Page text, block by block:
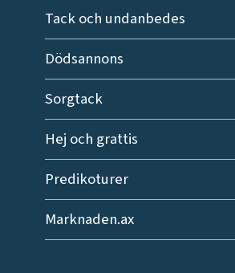
Tack och undanbedes
Dödsannons
Sorgtack
Hej och grattis
Predikoturer
Marknaden.ax